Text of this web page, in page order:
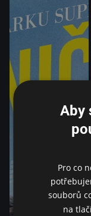
Aby
Pro co
souborů
na